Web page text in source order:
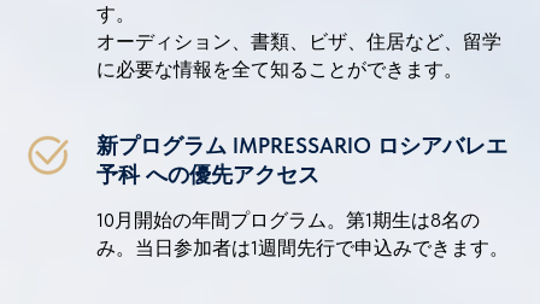
す。
オーディション、書類、ビザ、住居など、留学
に必要な情報を全て知ることができます。
新プログラム IMPRESSARIO ロシアバレエ
予科 への優先アクセス
10月開始の年間プログラム。第1期生は8名の
み。当日参加者は1週間先行で申込みできます。